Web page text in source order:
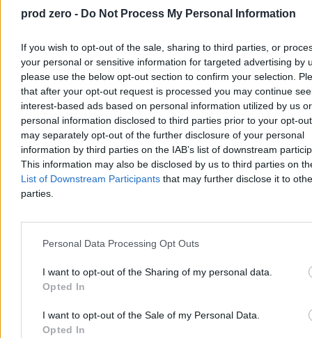
prod zero - Do Not Process My Personal Information
If you wish to opt-out of the sale, sharing to third parties, or
your personal or sensitive information for targeted advertising by
please use the below opt-out section to confirm your selection.
that after your opt-out request is processed you may continue
interest-based ads based on personal information utilized by us or
personal information disclosed to third parties prior to your opt-
may separately opt-out of the further disclosure of your personal
information by third parties on the IAB’s list of downstream
This information may also be disclosed by us to third parties on
List of Downstream Participants that may further disclose it to
parties.
Personal Data Processing Opt Outs
I want to opt-out of the Sharing of my personal data.
Opted In
I want to opt-out of the Sale of my Personal Data.
Opted In
dla najbliższej kampanii parlamentarnej – powiedział.
Krzysztof Jabłonowski
Dzisiaj 20:58
4 min
Kraj
Nawrocki podsumowuje pierwszy rok kadencji.